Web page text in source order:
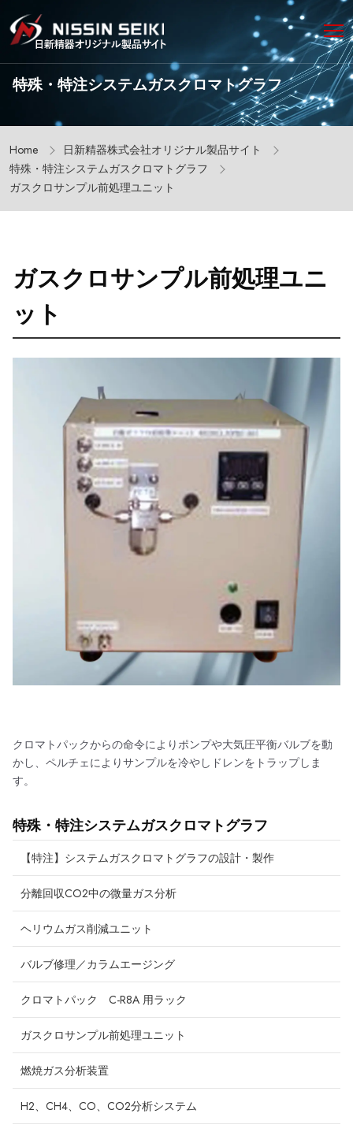
特殊・特注システムガスクロマトグラフ
Home
日新精器株式会社オリジナル製品サイト
特殊・特注システムガスクロマトグラフ
ガスクロサンプル前処理ユニット
ガスクロサンプル前処理ユニ
ット
クロマトパックからの命令によりポンプや大気圧平衡バルブを動
かし、ペルチェによりサンプルを冷やしドレンをトラップしま
す。
特殊・特注システムガスクロマトグラフ
【特注】システムガスクロマトグラフの設計・製作
分離回収CO2中の微量ガス分析
ヘリウムガス削減ユニット
バルブ修理／カラムエージング
クロマトパック C-R8A 用ラック
ガスクロサンプル前処理ユニット
燃焼ガス分析装置
H2、CH4、CO、CO2分析システム